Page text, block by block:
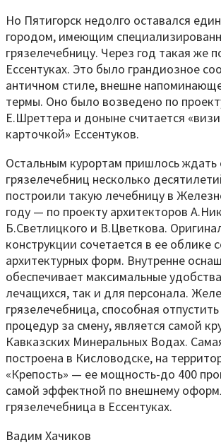
Но Пятигорск недолго оставался
городом, имеющим
грязелечебницу. Через год такая же
Ессентуках. Это было грандиозное
античном стиле, внешне
термы. Оно было возведено по
Е.Шреттера и доныне считается
карточкой» Ессентуков.
Остальным курортам пришлось ждать
грязелечебниц несколько
построили такую лечебницу в
году — по проекту архитекторов
Б.Светлицкого и В.Цветкова.
конструкции сочетается в ее облике
архитектурных форм. Внутренне
обеспечивает максимальные
лечащихся, так и для персонала.
грязелечебница, способная
процедур за смену, является самой
Кавказских Минеральных Водах.
построена в Кисловодске, на
«Крепость» — ее мощность-до 400
самой эффектной по внешнему
грязелечебница в Ессентуках.
Вадим Хачиков